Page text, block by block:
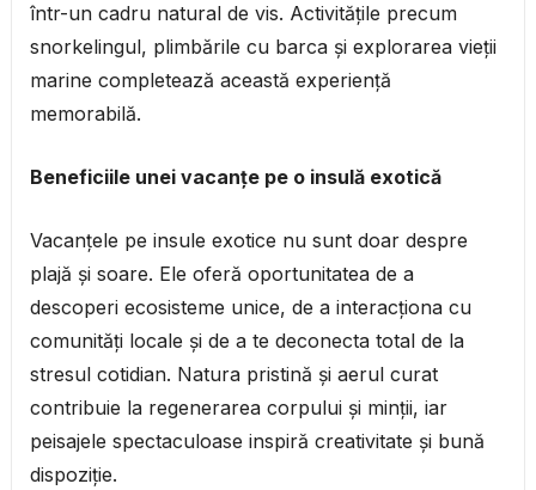
într-un cadru natural de vis. Activitățile precum
snorkelingul, plimbările cu barca și explorarea vieții
marine completează această experiență
memorabilă.
Beneficiile unei vacanțe pe o insulă exotică
Vacanțele pe insule exotice nu sunt doar despre
plajă și soare. Ele oferă oportunitatea de a
descoperi ecosisteme unice, de a interacționa cu
comunități locale și de a te deconecta total de la
stresul cotidian. Natura pristină și aerul curat
contribuie la regenerarea corpului și minții, iar
peisajele spectaculoase inspiră creativitate și bună
dispoziție.